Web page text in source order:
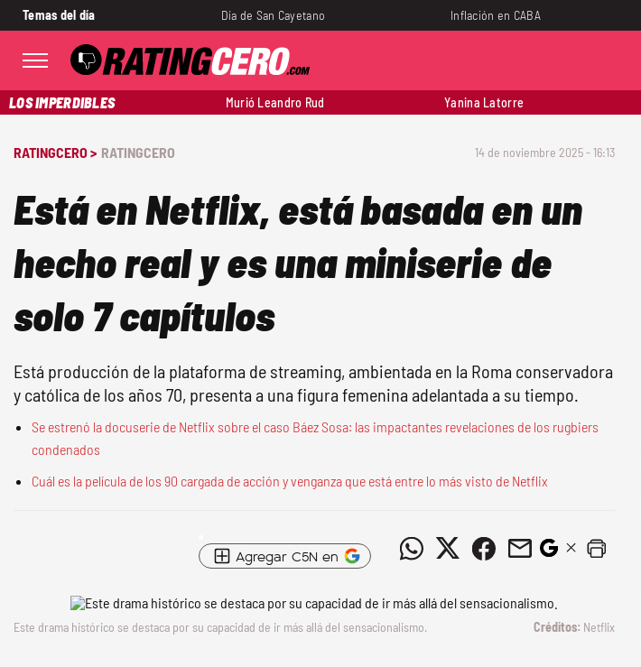
Temas del día Día de San Cayetano Inflación en CABA
LOS IMPERDIBLES Murió Leandro Rud Yanina Latorre
RATINGCERO > RATINGCERO 14 de noviembre 2025 - 16:13
Está en Netflix, está basada en un
hecho real y es una miniserie de
solo 7 capítulos
Está producción de la plataforma de streaming, ambientada en la Roma conservadora
y católica de los años 70, presenta a una figura femenina adelantada a su tiempo.
Se estrenó la docuserie de Netflix sobre el caso Báez Sosa: las impactantes revelaciones de los rugbiers
condenados
Cuál es la película de los 90 cargada de acción y venganza que está entre lo más visto de Netflix
Agregar C5N en
Este drama histórico se destaca por su capacidad de ir más allá del sensacionalismo. Netflix